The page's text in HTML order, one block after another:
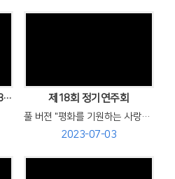
공덕 교회 초청 음악회 .2023,10,22. 제18회 정기연주회
풀 버젼 "평화를 기원하는 사랑의 콘서트"
2023-07-03